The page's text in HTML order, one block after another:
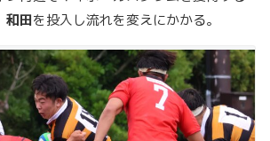
和田を投入し流れを変えにかかる。